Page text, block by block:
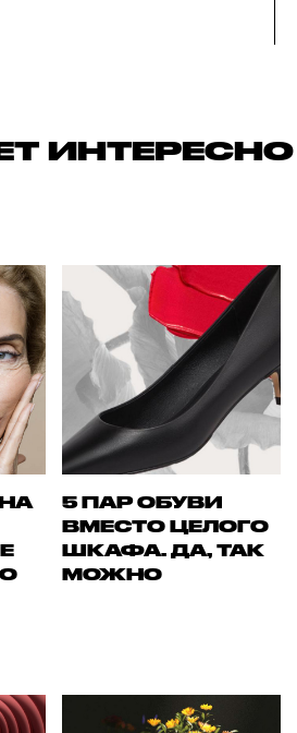
ИНТЕРЕСНО
5 ПАР ОБУВИ
ВМЕСТО ЦЕЛОГО
ШКАФА. ДА, ТАК
МОЖНО